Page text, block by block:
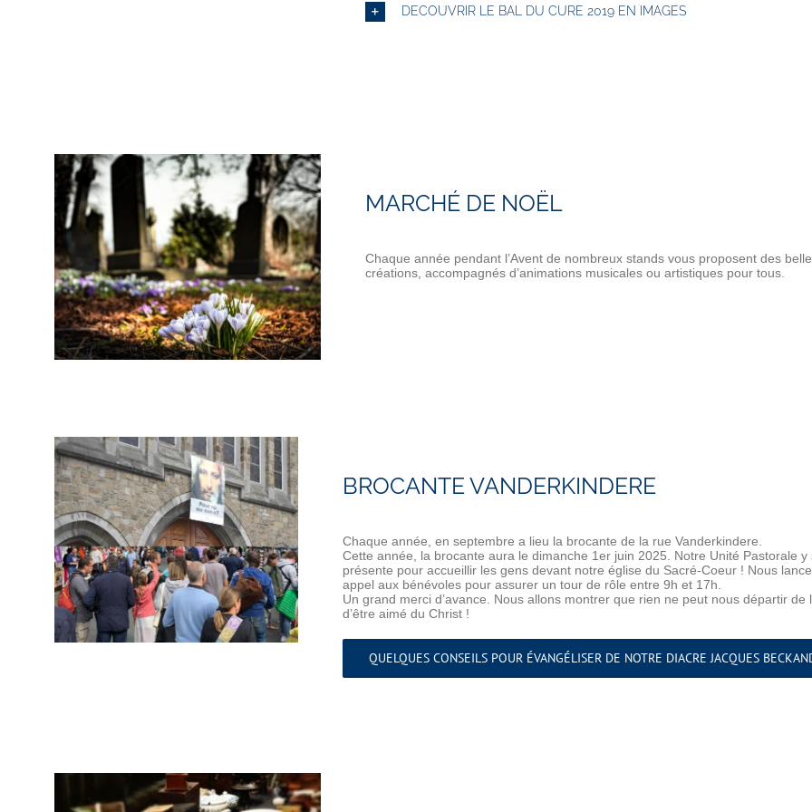
DECOUVRIR LE BAL DU CURE 2019 EN IMAGES
MARCHÉ DE NOËL
Chaque année pendant l’Avent de nombreux stands vous proposent des
créations, accompagnés d’animations musicales ou artistiques pour tous.
BROCANTE VANDERKINDERE
Chaque année, en septembre a lieu la brocante de la rue Vanderkindere.
Cette année, la brocante aura le dimanche 1er juin 2025. Notre Unité Pastorale y
présente pour accueillir les gens devant notre église du Sacré-Coeur ! Nous
appel aux bénévoles pour assurer un tour de rôle entre 9h et 17h.
Un grand merci d’avance. Nous allons montrer que rien ne peut nous départir de
d’être aimé du Christ !
QUELQUES CONSEILS POUR ÉVANGÉLISER DE NOTRE DIACRE JACQUES